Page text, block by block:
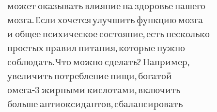
может оказывать влияние на здоровье нашего
мозга. Если хочется улучшить функцию мозга
и общее психическое состояние, есть несколько
простых правил питания, которые нужно
соблюдать. Что можно сделать? Например,
увеличить потребление пищи, богатой
омега-3 жирными кислотами, включить
больше антиоксидантов, сбалансировать